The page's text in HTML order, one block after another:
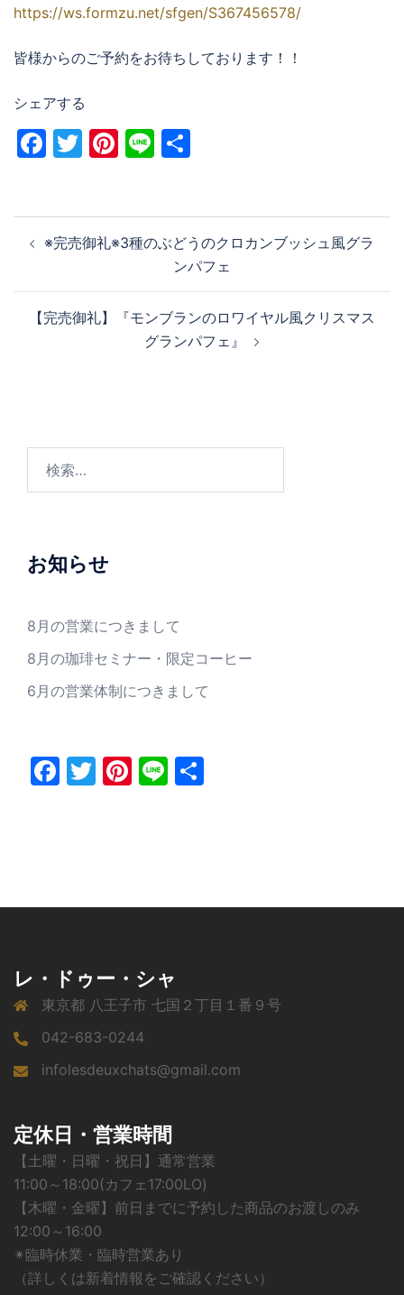
https://ws.formzu.net/sfgen/S367456578/
皆様からのご予約をお待ちしております！！
シェアする
Facebook
Twitter
Pinterest
Line
稿 ※完売御礼※3種のぶどうのクロカンブッシュ風グラ
ンパフェ
【完売御礼】『モンブランのロワイヤル風クリスマス
グランパフェ』
お知らせ
8月の営業につきまして
8月の珈琲セミナー・限定コーヒー
6月の営業体制につきまして
Facebook
Twitter
Pinterest
Line
レ・ドゥー・シャ
東京都 八王子市 七国２丁目１番９号
042-683-0244
infolesdeuxchats@gmail.com
定休日・営業時間
【土曜・日曜・祝日】通常営業
11:00～18:00(カフェ17:00LO)
【木曜・金曜】前日までに予約した商品のお渡しのみ
12:00～16:00
✴︎臨時休業・臨時営業あり
（詳しくは新着情報をご確認ください）